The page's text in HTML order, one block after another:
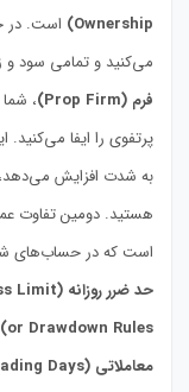
Ownership) است. در
می‌کنید و تمامی سود
فرم (Prop Firm)
،
پرتفوی را ایفا
به شدت افزایش
هستید. دومین تفاوت
است که در حساب‌های
حد ضرر روزانه (Daily Loss Limit)
or Drawdown Rules)
معاملاتی (Minimum Trading Days)